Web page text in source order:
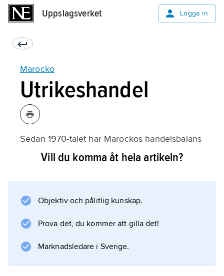
Uppslagsverket Logga in
Marocko
Utrikeshandel
Sedan 1970-talet har Marockos handelsbalans
utvecklats negativt, framför allt beroende på
handelsbalansen. Ett frihandelsavtal mellan
USA och Marocko, USA:s första med ett
Vill du komma åt hela artikeln?
Objektiv och pålitlig kunskap.
Prova det, du kommer att gilla det!
Marknadsledare i Sverige.